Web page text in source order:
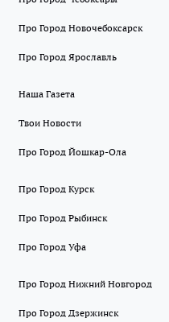
Про Город Новочебоксарск
Про Город Ярославль
Наша Газета
Твои Новости
Про Город Йошкар-Ола
Про Город Курск
Про Город Рыбинск
Про Город Уфа
Про Город Нижний Новгород
Про Город Дзержинск